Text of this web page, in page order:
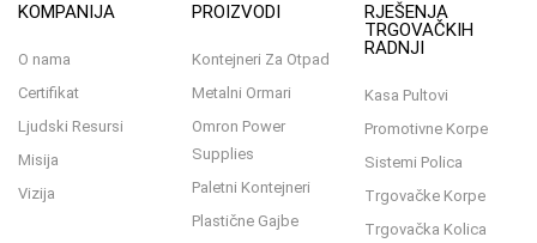
KOMPANIJA
O nama
Certifikat
Ljudski Resursi
Misija
Vizija
PROIZVODI
Kontejneri Za Otpad
Metalni Ormari
Omron Power
Supplies
Paletni Kontejneri
Plastične Gajbe
RJEŠENJA
TRGOVAČKIH
RADNJI
Kasa Pultovi
Promotivne Korpe
Sistemi Polica
Trgovačke Korpe
Trgovačka Kolica